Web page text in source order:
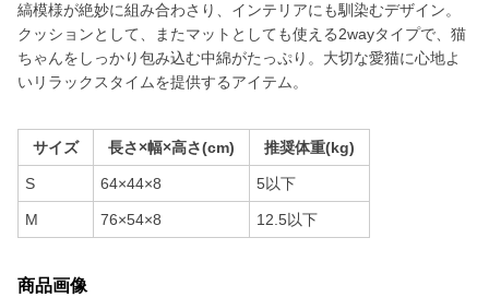
縞模様が絶妙に組み合わさり、インテリアにも馴染むデザイン。
クッションとして、またマットとしても使える2wayタイプで、猫
ちゃんをしっかり包み込む中綿がたっぷり。大切な愛猫に心地よ
いリラックスタイムを提供するアイテム。
サイズ 長さ×幅×高さ(cm) 推奨体重(kg)
S 64×44×8 5以下
M 76×54×8 12.5以下
商品画像